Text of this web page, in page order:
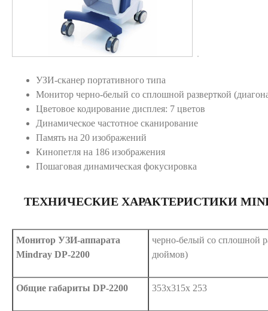
УЗИ-сканер портативного типа
Монитор черно-белый со сплошной разверткой
Цветовое кодирование дисплея: 7 цветов
Динамическое частотное сканирование
Память на 20 изображений
Кинопетля на 186 изображения
Пошаговая динамическая фокусировка
ТЕХНИЧЕСКИЕ ХАРАКТЕРИСТИКИ
Монитор УЗИ-аппарата
Mindray DP-2200
черно-белый со сплошной
дюймов)
Общие габариты DP-2200 353х315х 253